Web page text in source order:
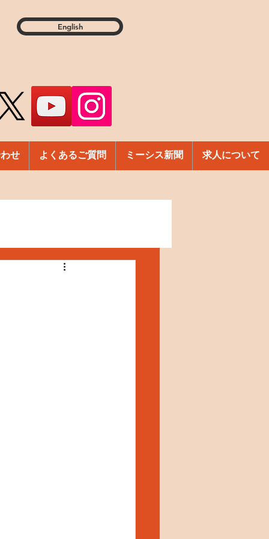
English
せ よくあるご質問 ミーシス新聞 求人について